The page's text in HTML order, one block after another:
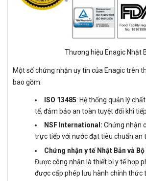
Thương hiệu Enagic Nhật
Một số chứng nhận uy tín của Enagic trên
bao gồm:
ISO 13485: Hệ thống quản lý
tế, đảm bảo an toàn tuyệt đối khi
NSF International: Chứng nhận
trực tiếp với nước đạt tiêu chuẩn an
Chứng nhận y tế Nhật Bản và
Được công nhận là thiết bị y tế hợp
được cấp phép lưu hành chính thức